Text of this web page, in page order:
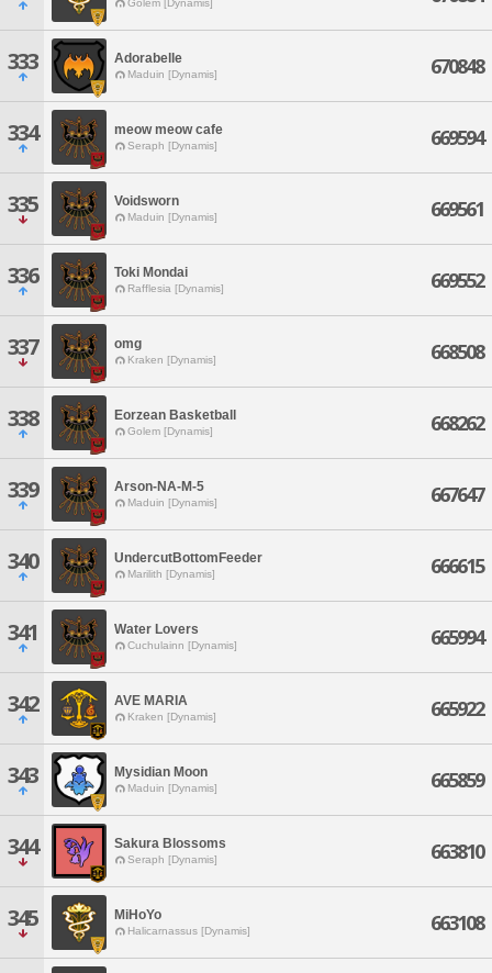
Golem [Dynamis]
333 Adorabelle
Maduin [Dynamis] 670848
334 meow meow cafe
Seraph [Dynamis] 669594
335 Voidsworn
Maduin [Dynamis] 669561
336 Toki Mondai
Rafflesia [Dynamis] 669552
337 omg
Kraken [Dynamis] 668508
338 Eorzean Basketball
Golem [Dynamis] 668262
339 Arson-NA-M-5
Maduin [Dynamis] 667647
340 UndercutBottomFeeder
Marilith [Dynamis] 666615
341 Water Lovers
Cuchulainn [Dynamis] 665994
342 AVE MARIA
Kraken [Dynamis] 665922
343 Mysidian Moon
Maduin [Dynamis] 665859
344 Sakura Blossoms
Seraph [Dynamis] 663810
345 MiHoYo
Halicarnassus [Dynamis] 663108